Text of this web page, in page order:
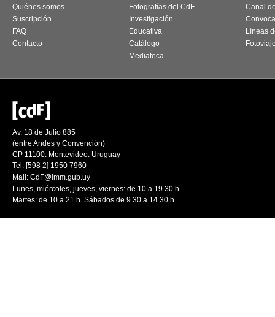
Quiénes somos
Suscripción
FAQ
Contacto
Fotografías del CdF
Investigación
Educativa
Catálogo
Mediateca
Canal
Líneas
Av. 18 de Julio 885
(entre Andes y Convención)
CP 11100. Montevideo. Uruguay
Tel: [598 2] 1950 7960
Mail: CdF@imm.gub.uy
Lunes, miércoles, jueves, viernes: de 10 a 19.30 h.
Martes: de 10 a 21 h. Sábados de 9.30 a 14.30 h.